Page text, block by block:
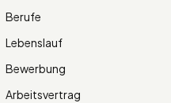
Berufe
Lebenslauf
Bewerbung
Arbeitsvertrag